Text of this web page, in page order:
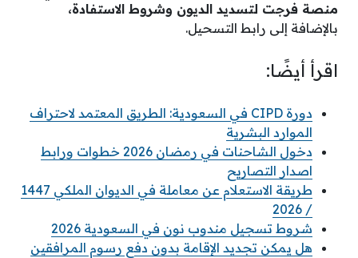
منصة فرجت لتسديد الديون وشروط الاستفادة،
بالإضافة إلى رابط التسحيل.
اقرأ أيضًا:
دورة CIPD في السعودية: الطريق المعتمد لاحتراف
الموارد البشرية
دخول الشاحنات في رمضان 2026 خطوات ورابط
اصدار التصاريح
طريقة الاستعلام عن معاملة في الديوان الملكي 1447
/ 2026
شروط تسجيل مندوب نون في السعودية 2026
هل يمكن تجديد الإقامة بدون دفع رسوم المرافقين